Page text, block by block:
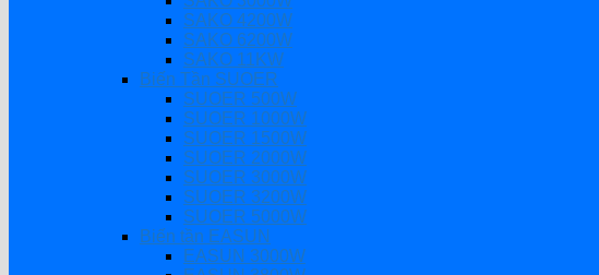
SAKO 4200W
SAKO 6200W
SAKO 11KW
Biến Tần SUOER
SUOER 500W
SUOER 1000W
SUOER 1500W
SUOER 2000W
SUOER 3000W
SUOER 3200W
SUOER 5000W
Biến tần EASUN
EASUN 3000W